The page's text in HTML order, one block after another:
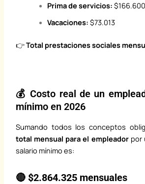
Prima de servicios: $166.600
Vacaciones: $73.013
👉Total prestaciones sociales
💰 Costo real de un
mínimo en 2026
Sumando todos los conceptos
total mensual para el empleadorpor
salario mínimo es:
🔴 $2.864.325 mensuales